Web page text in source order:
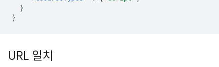
}
}
URL 일치